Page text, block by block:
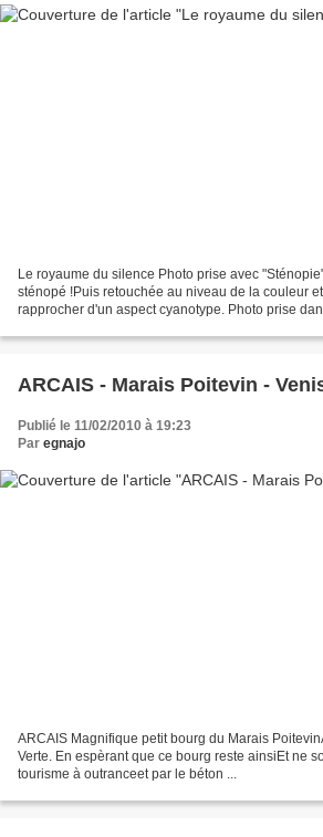
Le royaume du silence Photo prise avec
sténopé !Puis retouchée au niveau de la couleur
rapprocher d'un aspect cyanotype. Photo prise
ARCAIS - Marais Poitevin -
Publié le 11/02/2010 à 19:23
Par egnajo
ARCAIS Magnifique petit bourg du Marais
Verte. En espèrant que ce bourg reste ainsiEt ne
tourisme à outranceet par le béton ...